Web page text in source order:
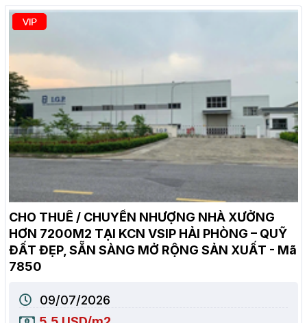
CHO THUÊ / CHUYỂN NHƯỢNG NHÀ XƯỞNG
HƠN 7200M2 TẠI KCN VSIP HẢI PHÒNG – QUỸ
ĐẤT ĐẸP, SẴN SÀNG MỞ RỘNG SẢN XUẤT - Mã
7850
09/07/2026